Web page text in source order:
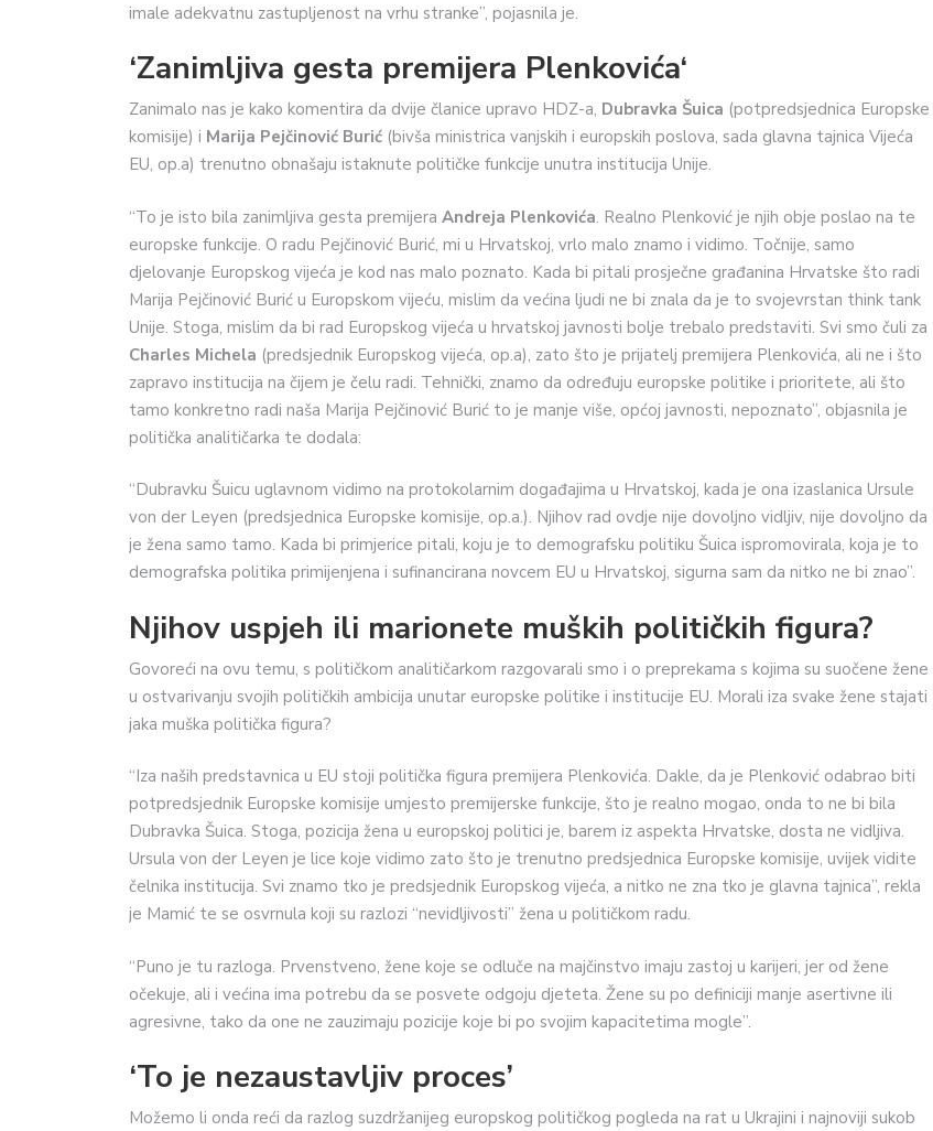
imale adekvatnu zastupljenost na vrhu stranke”, pojasnila je.
‘Zanimljiva gesta premijera Plenkovića‘
Zanimalo nas je kako komentira da dvije članice upravo HDZ-a, Dubravka Šuica (potpredsjednica Europske
komisije) i Marija Pejčinović Burić (bivša ministrica vanjskih i europskih poslova, sada glavna tajnica Vijeća
EU, op.a) trenutno obnašaju istaknute političke funkcije unutra institucija Unije.
“To je isto bila zanimljiva gesta premijera Andreja Plenkovića. Realno Plenković je njih obje poslao na te
europske funkcije. O radu Pejčinović Burić, mi u Hrvatskoj, vrlo malo znamo i vidimo. Točnije, samo
djelovanje Europskog vijeća je kod nas malo poznato. Kada bi pitali prosječne građanina Hrvatske što radi
Marija Pejčinović Burić u Europskom vijeću, mislim da većina ljudi ne bi znala da je to svojevrstan think tank
Unije. Stoga, mislim da bi rad Europskog vijeća u hrvatskoj javnosti bolje trebalo predstaviti. Svi smo čuli za
Charles Michela (predsjednik Europskog vijeća, op.a), zato što je prijatelj premijera Plenkovića, ali ne i što
zapravo institucija na čijem je čelu radi. Tehnički, znamo da određuju europske politike i prioritete, ali što
tamo konkretno radi naša Marija Pejčinović Burić to je manje više, općoj javnosti, nepoznato”, objasnila je
politička analitičarka te dodala:
“Dubravku Šuicu uglavnom vidimo na protokolarnim događajima u Hrvatskoj, kada je ona izaslanica Ursule
von der Leyen (predsjednica Europske komisije, op.a.). Njihov rad ovdje nije dovoljno vidljiv, nije dovoljno da
je žena samo tamo. Kada bi primjerice pitali, koju je to demografsku politiku Šuica ispromovirala, koja je to
demografska politika primijenjena i sufinancirana novcem EU u Hrvatskoj, sigurna sam da nitko ne bi znao”.
Njihov uspjeh ili marionete muških političkih figura?
Govoreći na ovu temu, s političkom analitičarkom razgovarali smo i o preprekama s kojima su suočene žene
u ostvarivanju svojih političkih ambicija unutar europske politike i institucije EU. Morali iza svake žene stajati
jaka muška politička figura?
“Iza naših predstavnica u EU stoji politička figura premijera Plenkovića. Dakle, da je Plenković odabrao biti
potpredsjednik Europske komisije umjesto premijerske funkcije, što je realno mogao, onda to ne bi bila
Dubravka Šuica. Stoga, pozicija žena u europskoj politici je, barem iz aspekta Hrvatske, dosta ne vidljiva.
Ursula von der Leyen je lice koje vidimo zato što je trenutno predsjednica Europske komisije, uvijek vidite
čelnika institucija. Svi znamo tko je predsjednik Europskog vijeća, a nitko ne zna tko je glavna tajnica”, rekla
je Mamić te se osvrnula koji su razlozi “nevidljivosti” žena u političkom radu.
“Puno je tu razloga. Prvenstveno, žene koje se odluče na majčinstvo imaju zastoj u karijeri, jer od žene
očekuje, ali i većina ima potrebu da se posvete odgoju djeteta. Žene su po definiciji manje asertivne ili
agresivne, tako da one ne zauzimaju pozicije koje bi po svojim kapacitetima mogle”.
‘To je nezaustavljiv proces’
Možemo li onda reći da razlog suzdržanijeg europskog političkog pogleda na rat u Ukrajini i najnoviji sukob